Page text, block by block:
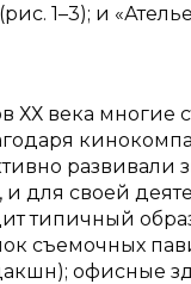
1–3); и
ХХ века многие
для своей
типичный
съемочных
офисные